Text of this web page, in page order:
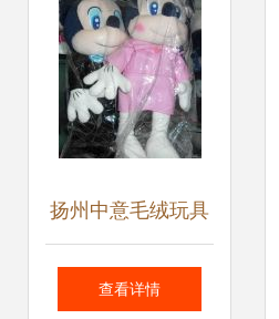
扬州中意毛绒玩具
厂 宠物玩具与舒适
查看详情